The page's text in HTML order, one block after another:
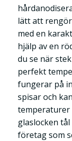
lätt att
med en
hjälp av en
du se när
perfekt
fungerar på
spisar och
temperaturer
glaslocken
företag som